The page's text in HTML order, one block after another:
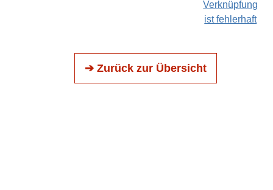
Verknüpfung
ist fehlerhaft
➔ Zurück zur Übersicht